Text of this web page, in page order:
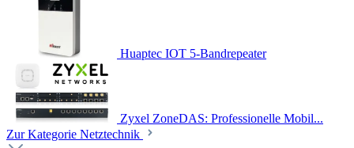
Huaptec IOT 5-Bandrepeater
Zyxel ZoneDAS: Professionelle Mobil...
Zur Kategorie Netztechnik